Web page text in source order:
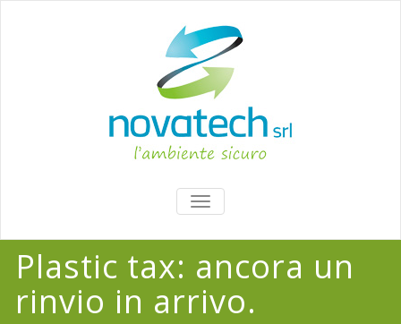
TOGGLE
NAVIGATION
Plastic tax: ancora un
rinvio in arrivo.